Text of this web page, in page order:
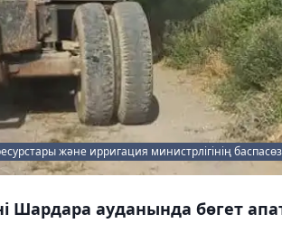
және ирригация министрлігінің
Шардара ауданында бөгет